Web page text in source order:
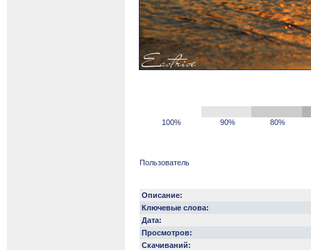
100% 90% 80%
Пользователь
Описание:
Ключевые слова:
Дата:
Просмотров:
Скачиваний: